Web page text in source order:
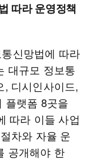
따라 운영정책
신망법에 따라
대규모 정보통
, 디시인사이드,
플랫폼 8곳을
따라 이들 사업
차와 자율 운
공개해야 한